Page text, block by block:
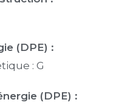
(DPE) :
: G
(DPE) :